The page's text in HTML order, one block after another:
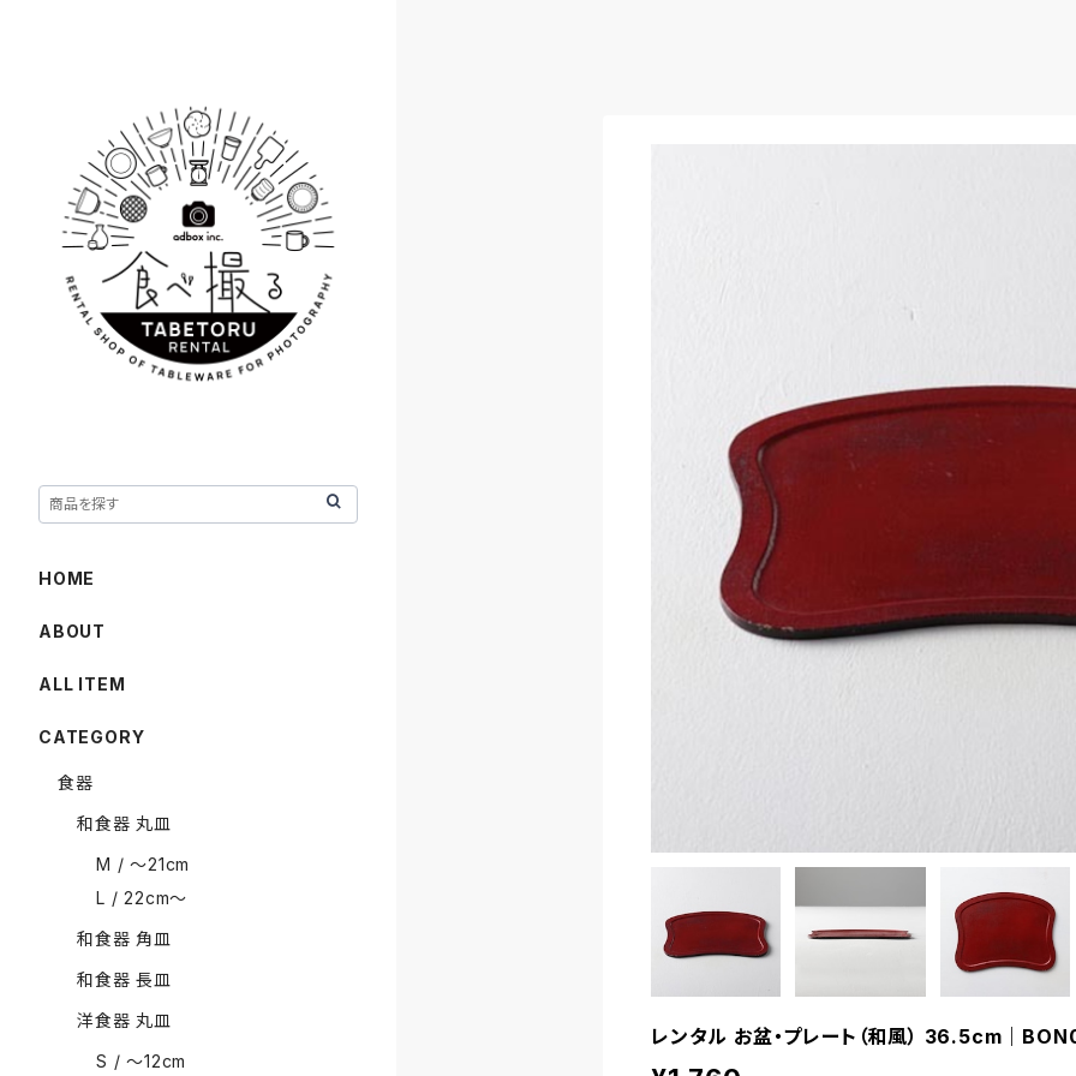
レンタル お盆・プレート（和風） 36.5cm｜
HOME
ABOUT
ALL ITEM
CATEGORY
食器
和食器 丸皿
M / 〜21cm
L / 22cm〜
和食器 角皿
和食器 長皿
洋食器 丸皿
S / 〜12cm